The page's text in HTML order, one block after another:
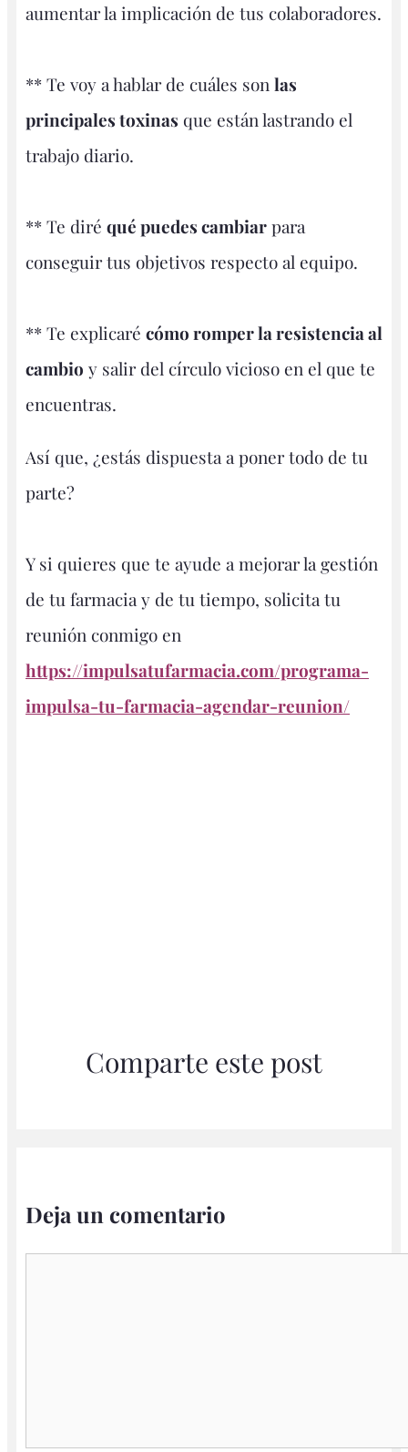
aumentar la implicación de tus colaboradores.
** Te voy a hablar de cuáles son las
principales toxinas que están lastrando el
trabajo diario.
** Te diré qué puedes cambiarpara
conseguir tus objetivos respecto al equipo.
** Te explicaré cómo romper la resistencia al
cambio y salir del círculo vicioso en el que te
encuentras.
Así que, ¿estás dispuesta a poner todo de tu
parte?
Y si quieres que te ayude a mejorar la gestión
de tu farmacia y de tu tiempo, solicita tu
reunión conmigo en
https://impulsatufarmacia.com/programa-
impulsa-tu-farmacia-agendar-reunion/
Comparte este post
Deja un comentario